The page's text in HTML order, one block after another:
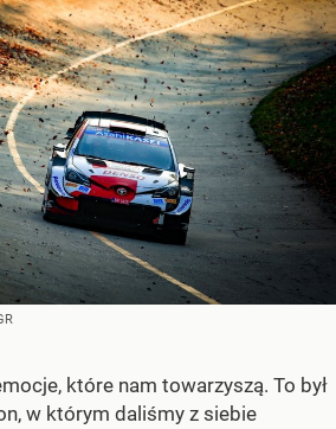
które nam towarzyszą. To był
w którym daliśmy z siebie